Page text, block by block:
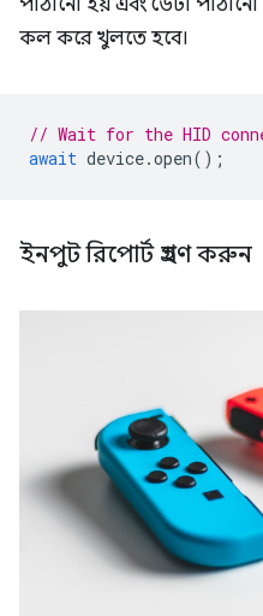
কল করে খুলতে হবে।
// Wait for the HID
await device.open();
ইনপুট রিপোর্ট গ্রহণ করুন